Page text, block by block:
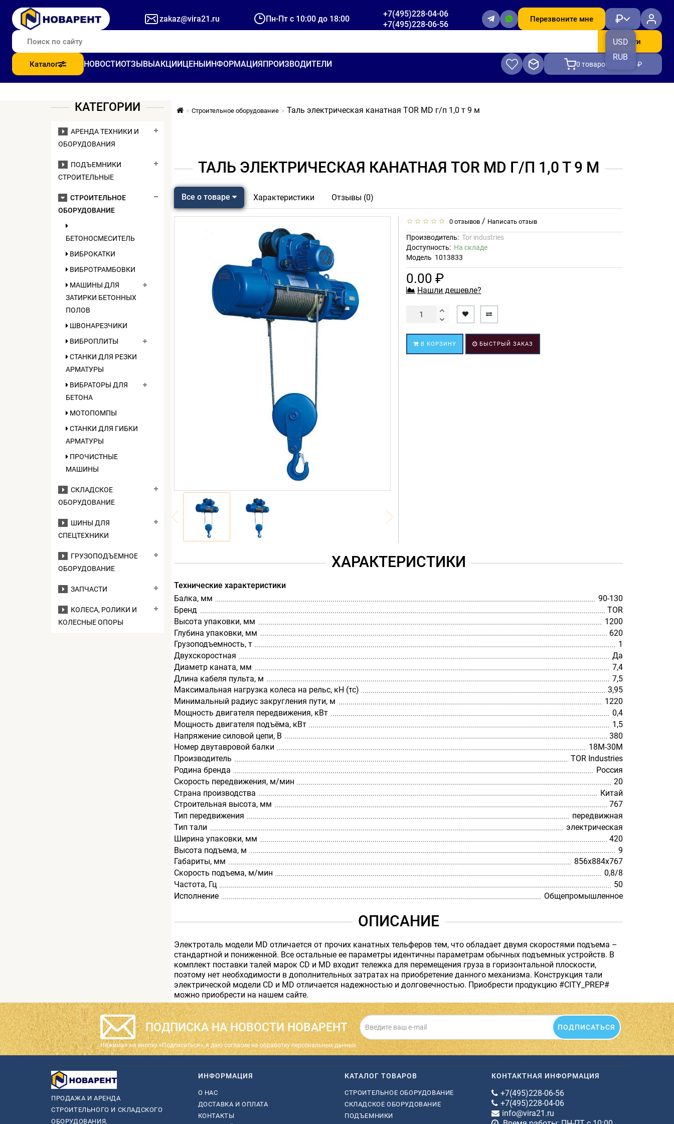
zakaz@vira21.ru Пн-Пт с 10:00 до 18:00
+7(495)228-04-06
+7(495)228-06-56
Перезвоните мне ₽
USD
RUB
Найти
Каталог НОВОСТИОТЗЫВЫАКЦИИЦЕНЫИНФОРМАЦИЯПРОИЗВОДИТЕЛИ 0 товаров, на 0.00 ₽
КАТЕГОРИИ
АРЕНДА ТЕХНИКИ И
ОБОРУДОВАНИЯ
ПОДЪЕМНИКИ
СТРОИТЕЛЬНЫЕ
СТРОИТЕЛЬНОЕ
ОБОРУДОВАНИЕ
БЕТОНОСМЕСИТЕЛЬ
ВИБРОКАТКИ
ВИБРОТРАМБОВКИ
МАШИНЫ ДЛЯ
ЗАТИРКИ БЕТОННЫХ
ПОЛОВ
ШВОНАРЕЗЧИКИ
ВИБРОПЛИТЫ
СТАНКИ ДЛЯ РЕЗКИ
АРМАТУРЫ
ВИБРАТОРЫ ДЛЯ
БЕТОНА
МОТОПОМПЫ
СТАНКИ ДЛЯ ГИБКИ
АРМАТУРЫ
ПРОЧИСТНЫЕ
МАШИНЫ
СКЛАДСКОЕ
ОБОРУДОВАНИЕ
ШИНЫ ДЛЯ
СПЕЦТЕХНИКИ
ГРУЗОПОДЪЕМНОЕ
ОБОРУДОВАНИЕ
ЗАПЧАСТИ
КОЛЕСА, РОЛИКИ И
КОЛЕСНЫЕ ОПОРЫ
Строительное оборудование Таль электрическая канатная TOR MD г/п 1,0 т 9 м
ТАЛЬ ЭЛЕКТРИЧЕСКАЯ КАНАТНАЯ TOR MD Г/П 1,0 Т 9 М
Все о товаре Характеристики Отзывы (0)
0 отзывов / Написать отзыв
Производитель: Tor industries
Доступность: На складе
Модель 1013833
0.00 ₽
Нашли дешевле?
В КОРЗИНУ БЫСТРЫЙ ЗАКАЗ
ХАРАКТЕРИСТИКИ
Технические характеристики
Балка, мм
90-130
Бренд
TOR
Высота упаковки, мм
1200
Глубина упаковки, мм
620
Грузоподъемность, т
1
Двухскоростная
Да
Диаметр каната, мм
7,4
Длина кабеля пульта, м
7,5
Максимальная нагрузка колеса на рельс, кН (тс)
3,95
Минимальный радиус закругления пути, м
1220
Мощность двигателя передвижения, кВт
0,4
Мощность двигателя подъёма, кВт
1,5
Напряжение силовой цепи, В
380
Номер двутавровой балки
18М-30М
Производитель
TOR Industries
Родина бренда
Россия
Скорость передвижения, м/мин
20
Страна производства
Китай
Строительная высота, мм
767
Тип передвижения
передвижная
Тип тали
электрическая
Ширина упаковки, мм
420
Высота подъема, м
9
Габариты, мм
856х884х767
Скорость подъема, м/мин
0,8/8
Частота, Гц
50
Исполнение
Общепромышленное
ОПИСАНИЕ
Электроталь модели MD отличается от прочих канатных тельферов тем, что обладает двумя скоростями подъема –
стандартной и пониженной. Все остальные ее параметры идентичны параметрам обычных подъемных устройств. В
комплект поставки талей марок CD и MD входит тележка для перемещения груза в горизонтальной плоскости,
поэтому нет необходимости в дополнительных затратах на приобретение данного механизма. Конструкция тали
электрической модели CD и MD отличается надежностью и долговечностью. Приобрести продукцию #CITY_PREP#
можно приобрести на нашем сайте.
ПОДПИСКА НА НОВОСТИ НОВАРЕНТ ПОДПИСАТЬСЯ
Нажимая на кнопку «Подписаться», я даю cогласие на обработку персональных данных.
ПРОДАЖА И АРЕНДА
СТРОИТЕЛЬНОГО И СКЛАДСКОГО
ОБОРУДОВАНИЯ.
ИНФОРМАЦИЯ
О НАС
ДОСТАВКА И ОПЛАТА
КОНТАКТЫ
КАТАЛОГ ТОВАРОВ
СТРОИТЕЛЬНОЕ ОБОРУДОВАНИЕ
СКЛАДСКОЕ ОБОРУДОВАНИЕ
ПОДЪЕМНИКИ
КОНТАКТНАЯ ИНФОРМАЦИЯ
+7(495)228-06-56
+7(495)228-04-06
info@vira21.ru